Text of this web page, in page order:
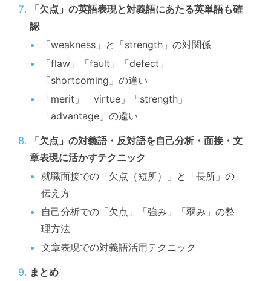
「欠点」の英語表現と対義語にあたる英単語も確
認
「weakness」と「strength」の対関係
「flaw」「fault」「defect」
「shortcoming」の違い
「merit」「virtue」「strength」
「advantage」の違い
「欠点」の対義語・反対語を自己分析・面接・文
章表現に活かすテクニック
就職面接での「欠点（短所）」と「長所」の
伝え方
自己分析での「欠点」「強み」「弱み」の整
理方法
文章表現での対義語活用テクニック
まとめ